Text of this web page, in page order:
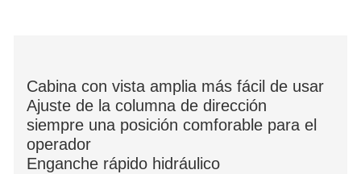
Cabina con vista amplia más fácil de usar
Ajuste de la columna de dirección
siempre una posición comforable para el
operador
Enganche rápido hidráulico